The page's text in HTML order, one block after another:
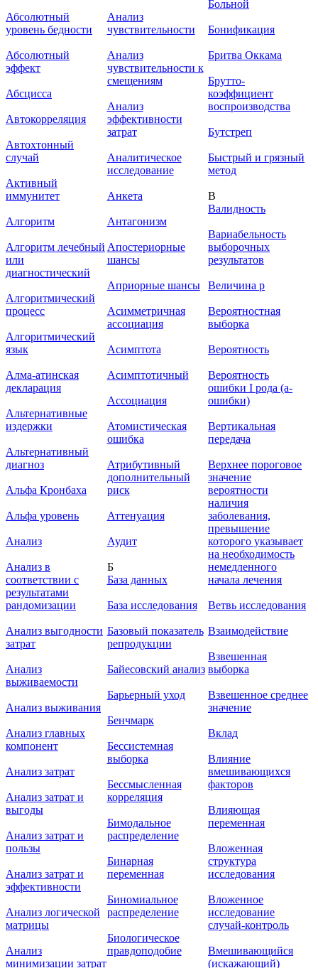
Абсолютный
уровень бедности
Абсолютный
эффект
Абсцисса
Автокорреляция
Автохтонный
случай
Активный
иммунитет
Алгоритм
Алгоритм лечебный
или
диагностический
Алгоритмический
процесс
Алгоритмический
язык
Алма-атинская
декларация
Альтернативные
издержки
Альтернативный
диагноз
Альфа Кронбаха
Альфа уровень
Анализ
Анализ в
соответствии с
результатами
рандомизации
Анализ выгодности
затрат
Анализ
выживаемости
Анализ выживания
Анализ главных
компонент
Анализ затрат
Анализ затрат и
выгоды
Анализ затрат и
пользы
Анализ затрат и
эффективности
Анализ логической
матрицы
Анализ
минимизации затрат
Анализ
чувствительности
Анализ
чувствительности к
смещениям
Анализ
эффективности
затрат
Аналитическое
исследование
Анкета
Антагонизм
Апостериорные
шансы
Априорные шансы
Асимметричная
ассоциация
Асимптота
Асимптотичный
Ассоциация
Атомистическая
ошибка
Атрибутивный
дополнительный
риск
Аттенуация
Аудит
Б
База данных
База исследования
Базовый показатель
репродукции
Байесовский анализ
Барьерный уход
Бенчмарк
Бессистемная
выборка
Бессмысленная
корреляция
Бимодальное
распределение
Бинарная
переменная
Биномиальное
распределение
Биологическое
правдоподобие
Больной
Бонификация
Бритва Оккама
Брутто-
коэффициент
воспроизводства
Бутстреп
Быстрый и грязный
метод
В
Валидность
Вариабельность
выборочных
результатов
Величина р
Вероятностная
выборка
Вероятность
Вероятность
ошибки I рода (а-
ошибки)
Вертикальная
передача
Верхнее пороговое
значение
вероятности
наличия
заболевания,
превышение
которого указывает
на необходимость
немедленного
начала лечения
Ветвь исследования
Взаимодействие
Взвешенная
выборка
Взвешенное среднее
значение
Вклад
Влияние
вмешивающихся
факторов
Влияющая
переменная
Вложенная
структура
исследования
Вложенное
исследование
случай-контроль
Вмешивающийся
(искажающий)